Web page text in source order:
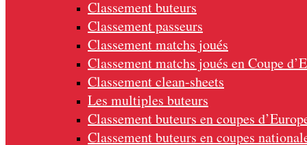
Classement buteurs
Classement passeurs
Classement matchs joués
Classement matchs joués en Coupe
Classement clean-sheets
Les multiples buteurs
Classement buteurs en coupes
Classement buteurs en coupes